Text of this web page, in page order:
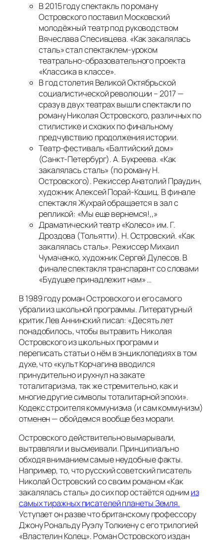
В 2015 году спектакль по роману
Островского поставил Московский
молодёжный театр под руководством
Вячеслава Спесивцева. «Как закалялась
сталь» стал спектаклем-уроком
театрально-образовательного проекта
«Классика в классе».
В год столетия Великой Октябрьской
социалистической революции – 2017 —
сразу в двух театрах вышли спектакли по
роману Николая Островского, различных по
стилистике и схожих по финальному
предчувствию продолжения истории.
Театр-фестиваль «Балтийский дом»
(Санкт-Петербург). А. Букреева. «Как
закалялась сталь» (по роману Н.
Островского). Режиссер Анатолий Праудин,
художник Алексей Порай-Кошиц. В финале
спектакля Жухрай обращается в зал с
репликой: «Мы еще вернемся!,,»
Драматический театр «Колесо» им. Г.
Дроздова (Тольятти). Н. Островский. «Как
закалялась сталь». Режиссер Михаил
Чумаченко, художник Сергей Дулесов. В
финале спектакля транспарант со словами
«Будущее принадлежит нам» …
В 1989 году роман Островского и его самого
убрали из школьной программы. Литературный
критик Лев Аннинский писал: «Десять лет
понадобилось, чтобы вытравить Николая
Островского из школьных программ и
переписать статьи о нём в энциклопедиях в том
духе, что «культ Корчагина вводился
принудительно и рухнул на закате
тоталитаризма, так же стремительно, как и
многие другие символы тоталитарной эпохи».
Кодекс строителя коммунизма (и сам коммунизм)
отменен — обойдемся вообще без морали.
Островского действительно вымарывали,
вытравляли и высмеивали. Принципиально
обходя вниманием самые неудобные факты.
Например, то, что русский советский писатель
Николай Островский со своим романом «Как
закалялась сталь» до сих пор остаётся одним из
самых тиражных писателей планеты Земля.
Уступает он разве что британскому профессору
Джону Рональду Руэлу Толкиену с его трилогией
«Властелин Колец». Роман Островского издан